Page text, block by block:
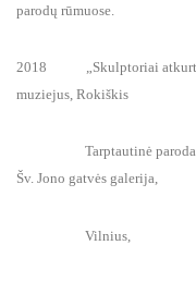
parodų rūmuose.
2018 „Skulptoriai atkurtos
muziejus, Rokiškis
Tarptautinė paroda
Šv. Jono gatvės galerija,
Vilnius,